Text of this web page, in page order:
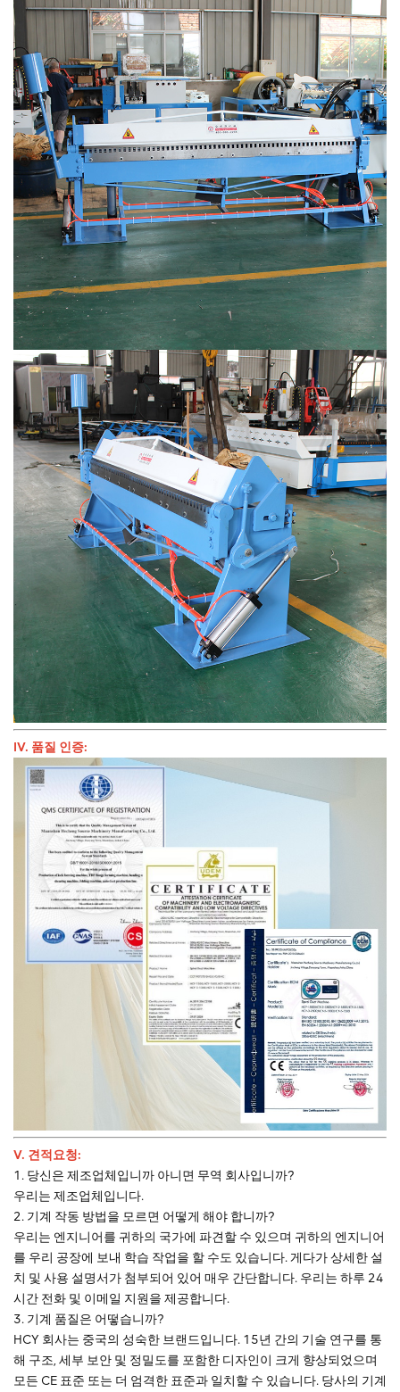
IV. 품질 인증:
V. 견적요청:
1. 당신은 제조업체입니까 아니면 무역 회사입니까?
우리는 제조업체입니다.
2. 기계 작동 방법을 모르면 어떻게 해야 합니까?
우리는 엔지니어를 귀하의 국가에 파견할 수 있으며 귀하의 엔지니어
를 우리 공장에 보내 학습 작업을 할 수도 있습니다. 게다가 상세한 설
치 및 사용 설명서가 첨부되어 있어 매우 간단합니다. 우리는 하루 24
시간 전화 및 이메일 지원을 제공합니다.
3. 기계 품질은 어떻습니까?
HCY 회사는 중국의 성숙한 브랜드입니다. 15년 간의 기술 연구를 통
해 구조, 세부 보안 및 정밀도를 포함한 디자인이 크게 향상되었으며
모든 CE 표준 또는 더 엄격한 표준과 일치할 수 있습니다. 당사의 기계